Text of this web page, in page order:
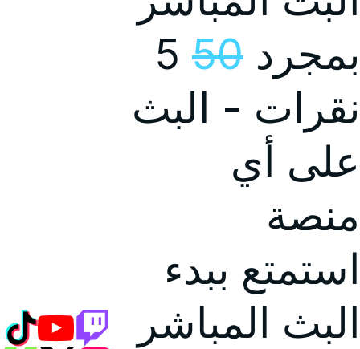
بمجرد 50
5
نقرات - البث
على أي
منصة
استمتع ببدء
البث المباشر